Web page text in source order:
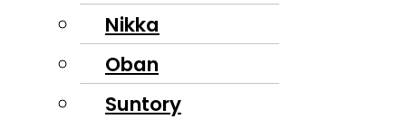
Nikka
Oban
Suntory